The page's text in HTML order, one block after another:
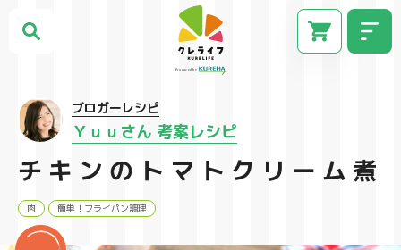
ブロガーレシピ
Ｙｕｕさん 考案レシピ
チキンのトマトクリーム煮
肉 簡単！フライパン調理